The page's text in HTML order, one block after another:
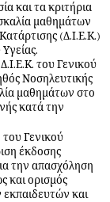
και τα κριτήρια
μαθημάτων
(Δ.Ι.Ε.Κ.)
του Γενικού
Νοσηλευτικής
μαθημάτων στο
κατά την
του Γενικού
έκδοσης
την απασχόληση
και ορισμός
και